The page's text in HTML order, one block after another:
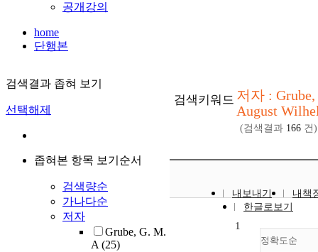
공개강의
home
단행본
검색결과 좁혀 보기
선택해제
좁혀본 항목 보기순서
검색량순
가나다순
저자
Grube, G. M.
A(25)
검색키워드 저자 : Grube,
August
(검색결과 166 건)
내보내기
내책
한글로보기
정확도순
1